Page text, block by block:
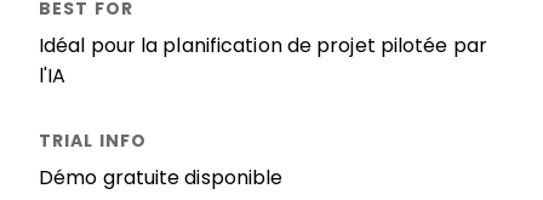
Idéal pour la planification de projet pilotée par
l'IA
Démo gratuite disponible